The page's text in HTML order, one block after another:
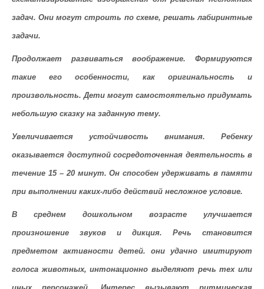
задач. Они могут строить по схеме, решать лабиринтные
задачи.
Продолжает развиваться воображение. Формируются
такие его особенности, как оригинальность и
произвольность. Дети могут самостоятельно придумать
небольшую сказку на заданную тему.
Увеличивается устойчивость внимания. Ребенку
оказывается доступной сосредоточенная деятельность в
течение 15 – 20 минут. Он способен удерживать в памяти
при выполнении каких-либо действий несложное условие.
В среднем дошкольном возрасте улучшается
произношение звуков и дикция. Речь становится
предметом активности детей. они удачно имитируют
голоса животных, интонационно выделяют речь тех или